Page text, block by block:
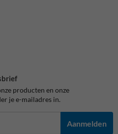
producten en onze
je e-mailadres in.
Aanmelden